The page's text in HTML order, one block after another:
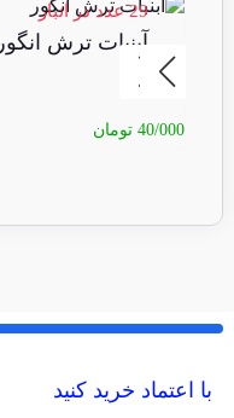
29 عدد در انبار
آبنبات ترش انگور
40/000 تومان
با اعتماد خرید کنید